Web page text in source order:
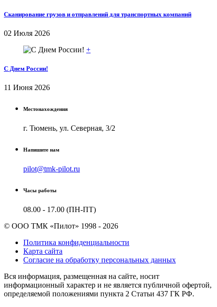
Сканирование грузов и отправлений для транспортных компаний
02 Июля 2026
+
С Днем России!
11 Июня 2026
Местонахождения
г. Тюмень, ул. Северная, 3/2
Напишите нам
pilot@tmk-pilot.ru
Часы работы
08.00 - 17.00 (ПН-ПТ)
© ООО ТМК «Пилот» 1998 - 2026
Политика конфиденциальности
Карта сайта
Согласие на обработку персональных данных
Вся информация, размещенная на сайте, носит
информационный характер и не является публичной офертой,
определяемой положениями пункта 2 Cтатьи 437 ГК РФ.